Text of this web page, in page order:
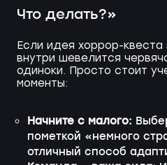
Что делать?»
Если идея хоррор-
внутри шевелится
одиноки. Просто стоит
моменты:
Начните с малого:
пометкой «немного
отличный способ